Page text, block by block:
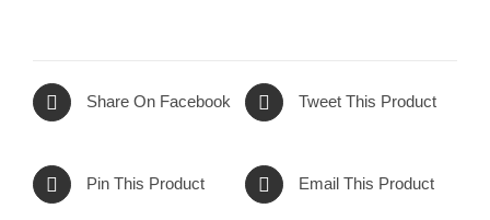
Share On Facebook Tweet This Product
Pin This Product Email This Product